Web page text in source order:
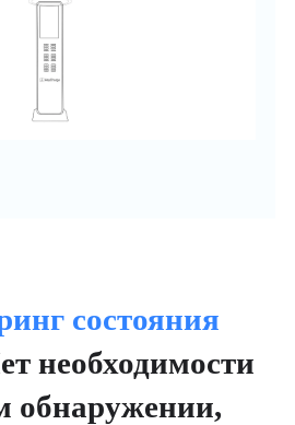
состояния
необходимости
обнаружении,